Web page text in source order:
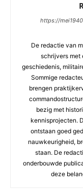
https://
De redactie van
schrijvers met
geschiedenis,
Sommige
brengen
bezig met
kennisprojecten.
ontstaan goed
nauwkeurigheid,
staan. De
onderbouwde
deze